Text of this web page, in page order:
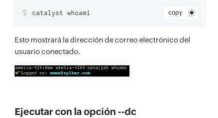
copy
$ catalyst whoami
Esto mostrará la dirección de correo electrónico del
usuario conectado.
Ejecutar con la opción --dc